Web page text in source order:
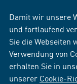
Damit wir unsere
und fortlaufend
Sie die Webseiten
Verwendung von
erhalten Sie in
unserer Cookie-